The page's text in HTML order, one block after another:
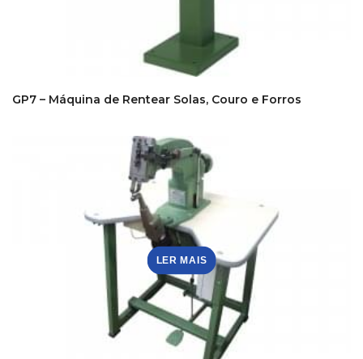
GP7 – Máquina de Rentear Solas, Couro e Forros
LER MAIS